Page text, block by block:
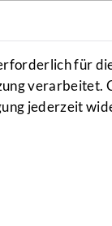
für
verarbeitet.
jederzeit